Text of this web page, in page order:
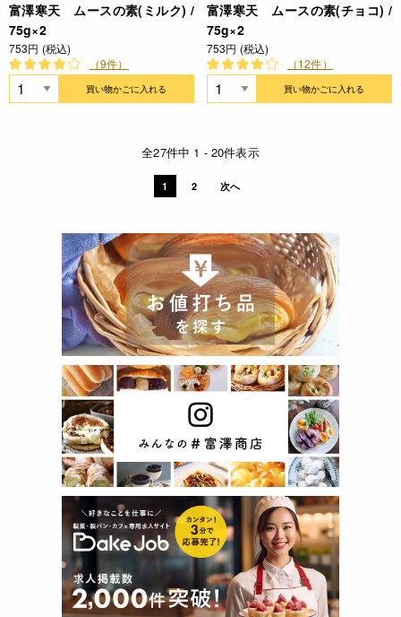
富澤寒天 ムースの素(ミルク) /
75g×2
753円 (税込)
（9件）
買い物かごに入れる
富澤寒天 ムースの素(チョコ) /
75g×2
753円 (税込)
（12件）
買い物かごに入れる
全27件中 1 - 20件表示
1 2 次へ